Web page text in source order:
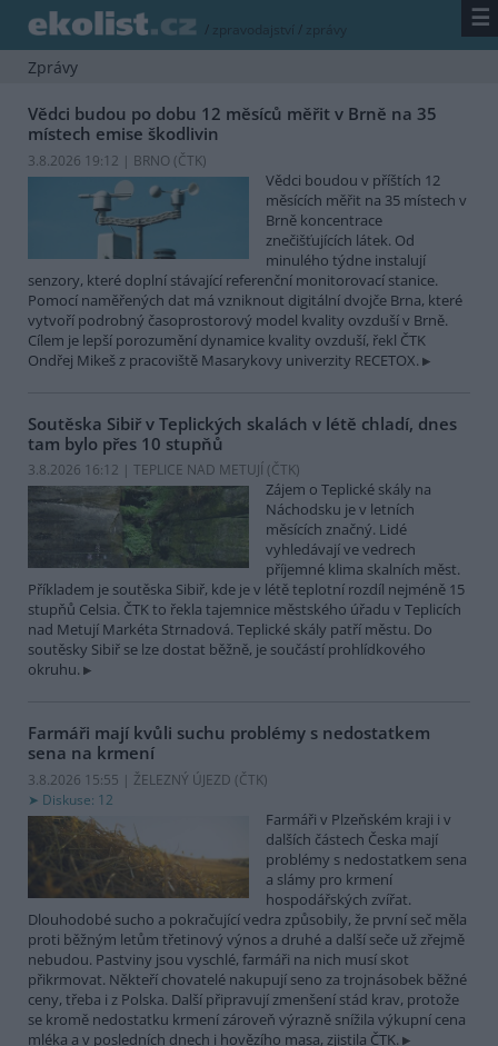
/ zpravodajství / zprávy ☰
Zprávy
Vědci budou po dobu 12 měsíců měřit v Brně na 35
místech emise škodlivin
3.8.2026 19:12 | BRNO (ČTK)
Vědci boudou v příštích 12
měsících měřit na 35 místech v
Brně koncentrace
znečišťujících látek. Od
minulého týdne instalují
senzory, které doplní stávající referenční monitorovací stanice.
Pomocí naměřených dat má vzniknout digitální dvojče Brna, které
vytvoří podrobný časoprostorový model kvality ovzduší v Brně.
Cílem je lepší porozumění dynamice kvality ovzduší, řekl ČTK
Ondřej Mikeš z pracoviště Masarykovy univerzity RECETOX.
Soutěska Sibiř v Teplických skalách v létě chladí, dnes
tam bylo přes 10 stupňů
3.8.2026 16:12 | TEPLICE NAD METUJÍ (ČTK)
Zájem o Teplické skály na
Náchodsku je v letních
měsících značný. Lidé
vyhledávají ve vedrech
příjemné klima skalních měst.
Příkladem je soutěska Sibiř, kde je v létě teplotní rozdíl nejméně 15
stupňů Celsia. ČTK to řekla tajemnice městského úřadu v Teplicích
nad Metují Markéta Strnadová. Teplické skály patří městu. Do
soutěsky Sibiř se lze dostat běžně, je součástí prohlídkového
okruhu.
Farmáři mají kvůli suchu problémy s nedostatkem
sena na krmení
3.8.2026 15:55 | ŽELEZNÝ ÚJEZD (ČTK)
Diskuse: 12
Farmáři v Plzeňském kraji i v
dalších částech Česka mají
problémy s nedostatkem sena
a slámy pro krmení
hospodářských zvířat.
Dlouhodobé sucho a pokračující vedra způsobily, že první seč měla
proti běžným letům třetinový výnos a druhé a další seče už zřejmě
nebudou. Pastviny jsou vyschlé, farmáři na nich musí skot
přikrmovat. Někteří chovatelé nakupují seno za trojnásobek běžné
ceny, třeba i z Polska. Další připravují zmenšení stád krav, protože
se kromě nedostatku krmení zároveň výrazně snížila výkupní cena
mléka a v posledních dnech i hovězího masa, zjistila ČTK.